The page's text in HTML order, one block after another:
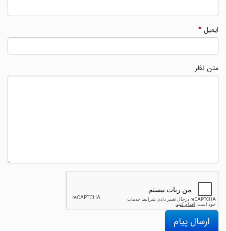
ایمیل*
متن نظر
ارسال پیام